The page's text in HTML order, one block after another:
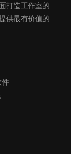
打造工作室的
供最有价值的
件